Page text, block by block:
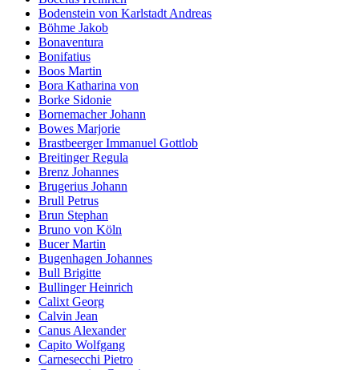
Bodenstein von Karlstadt Andreas
Böhme Jakob
Bonaventura
Bonifatius
Boos Martin
Bora Katharina von
Borke Sidonie
Bornemacher Johann
Bowes Marjorie
Brastbeerger Immanuel Gottlob
Breitinger Regula
Brenz Johannes
Brugerius Johann
Brull Petrus
Brun Stephan
Bruno von Köln
Bucer Martin
Bugenhagen Johannes
Bull Brigitte
Bullinger Heinrich
Calixt Georg
Calvin Jean
Canus Alexander
Capito Wolfgang
Carnesecchi Pietro